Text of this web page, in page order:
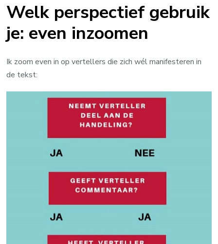
Welk perspectief gebruik
je: even inzoomen
Ik zoom even in op vertellers die zich wél manifesteren in
de tekst: